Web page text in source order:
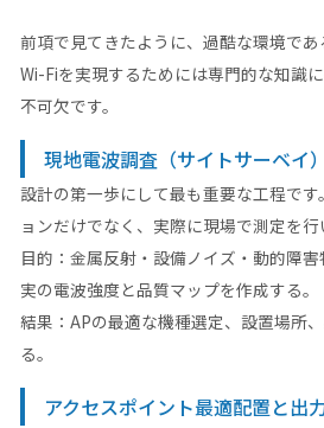
前項で見てきたように、過酷な環境で
Wi-Fiを実現するためには専門的な知識
不可欠です。
現地電波調査（サイトサーベイ
設計の第一歩にして最も重要な工程で
ョンだけでなく、実際に現場で測定を行
目的：金属反射・設備ノイズ・動的障
実の電波強度と品質マップを作成する。
結果：APの最適な機種選定、設置場所
る。
アクセスポイント最適配置と出